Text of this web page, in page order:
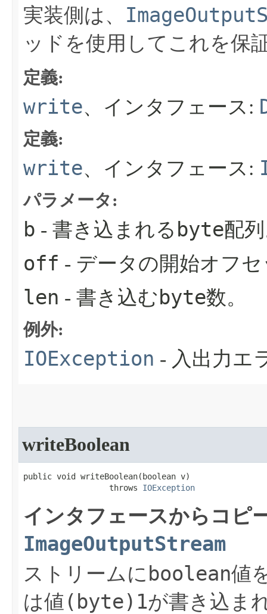
実装側は、
ッドを使用してこれを保
定義:
write、インタフェース:
定義:
write、インタフェース:
パラメータ:
b - 書き込まれる byte配
off - データの開始オフ
len - 書き込む byte数。
例外:
IOException - 入出力エ
writeBoolean
public void writeBoolean​(boolean v)
                  throws
IOException
インタフェースからコピ
ImageOutputStream
ストリームに boolean値
は値 (byte)1が書き込ま